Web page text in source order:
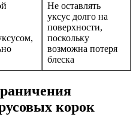
Не оставлять
уксус долго на
поверхности,
поскольку
возможна потеря
блеска
корок